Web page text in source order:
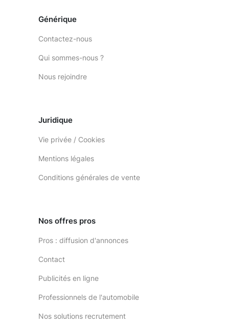
Générique
Contactez-nous
Qui sommes-nous ?
Nous rejoindre
Juridique
Vie privée / Cookies
Mentions légales
Conditions générales de vente
Nos offres pros
Pros : diffusion d'annonces
Contact
Publicités en ligne
Professionnels de l'automobile
Nos solutions recrutement